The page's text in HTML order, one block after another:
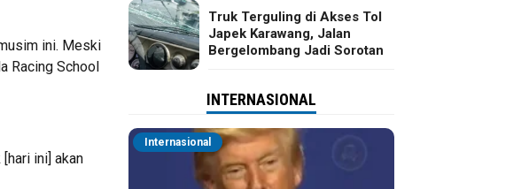
ini. Meski
Racing School
ini] akan
Truk Terguling di Akses Tol
Japek Karawang, Jalan
Bergelombang Jadi Sorotan
INTERNASIONAL
Internasional